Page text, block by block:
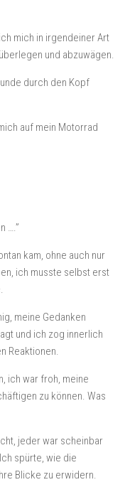
mich in irgendeiner Art
und abzuwägen.
durch den Kopf
auf mein Motorrad
….”
kam, ohne auch nur
ich musste selbst erst
meine Gedanken
und ich zog innerlich
Reaktionen.
ich war froh, meine
zu können. Was
jeder war scheinbar
spürte, wie die
Blicke zu erwidern.